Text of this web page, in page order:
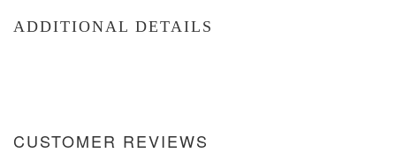
ADDITIONAL DETAILS
CUSTOMER REVIEWS